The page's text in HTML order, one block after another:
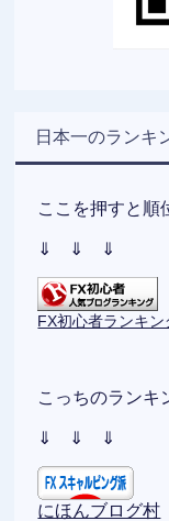
日本一のランキ
ここを押すと順
⇓ ⇓ ⇓
FX初心者ランキン
こっちのランキ
⇓ ⇓ ⇓
にほんブログ村